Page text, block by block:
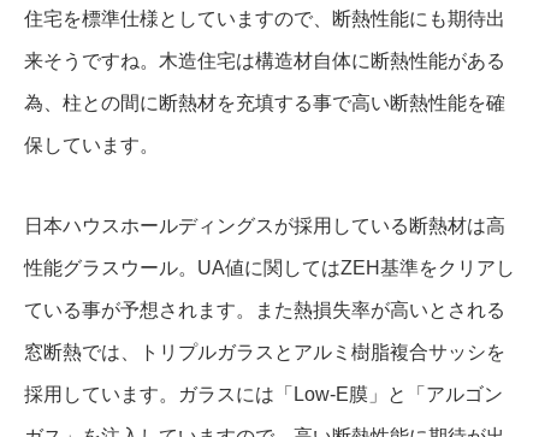
住宅を標準仕様としていますので、断熱性能にも期待出
来そうですね。木造住宅は構造材自体に断熱性能がある
為、柱との間に断熱材を充填する事で高い断熱性能を確
保しています。
日本ハウスホールディングスが採用している断熱材は高
性能グラスウール。UA値に関してはZEH基準をクリアし
ている事が予想されます。また熱損失率が高いとされる
窓断熱では、トリプルガラスとアルミ樹脂複合サッシを
採用しています。ガラスには「Low-E膜」と「アルゴン